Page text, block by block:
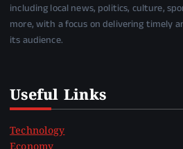
including local news, politics, culture,
more, with a focus on delivering timely
its audience.
Useful Links
Technology